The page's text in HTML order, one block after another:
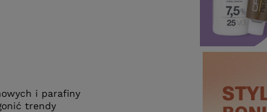
i parafiny
trendy